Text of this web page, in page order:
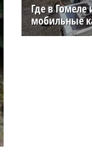
Где в Гомеле
мобильные